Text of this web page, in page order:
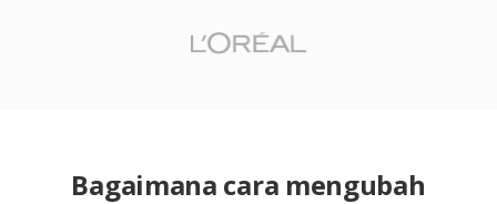
Bagaimana cara mengubah